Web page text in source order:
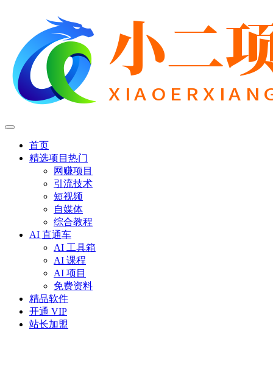
首页
精选项目 热门
网赚项目
引流技术
短视频
自媒体
综合教程
AI 直通车
AI 工具箱
AI 课程
AI 项目
免费资料
精品软件
开通 VIP
站长加盟